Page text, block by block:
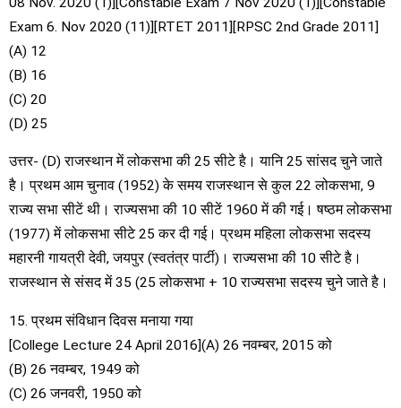
Exam 6. Nov 2020 (11)][RTET 2011][RPSC 2nd Grade 2011]
(A) 12
(B) 16
(C) 20
(D) 25
उत्तर- (D) राजस्थान में लोकसभा की 25 सीटे है। यानि 25 सांसद चुने जाते
है। प्रथम आम चुनाव (1952) के समय राजस्थान से कुल 22 लोकसभा, 9
राज्य सभा सीटें थी। राज्यसभा की 10 सीटें 1960 में की गई। षष्ठम लोकसभा
(1977) में लोकसभा सीटे 25 कर दी गई। प्रथम महिला लोकसभा सदस्य
महारनी गायत्री देवी, जयपुर (स्वतंत्र पार्टी)। राज्यसभा की 10 सीटे है।
राजस्थान से संसद में 35 (25 लोकसभा + 10 राज्यसभा सदस्य चुने जाते है।
15. प्रथम संविधान दिवस मनाया गया
[College Lecture 24 April 2016](A) 26 नवम्बर, 2015 को
(B) 26 नवम्बर, 1949 को
(C) 26 जनवरी, 1950 को